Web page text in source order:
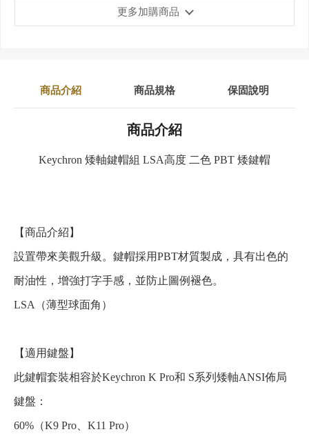
更多加購商品
商品介紹 商品規格 保固說明
商品介紹
Keychron 矮軸鍵帽組 LSA高度 二色 PBT 矮鍵帽
【商品介紹】
設置帶來美觀升級。鍵帽採用PBT材質製成，具有出色的
耐油性，增強打字手感，並防止圖例褪色。
LSA（薄型球面角）
【適用鍵盤】
此鍵帽套裝相容於Keychron K Pro和 S系列矮軸ANSI佈局
鍵盤：
60%（K9 Pro、K11 Pro）